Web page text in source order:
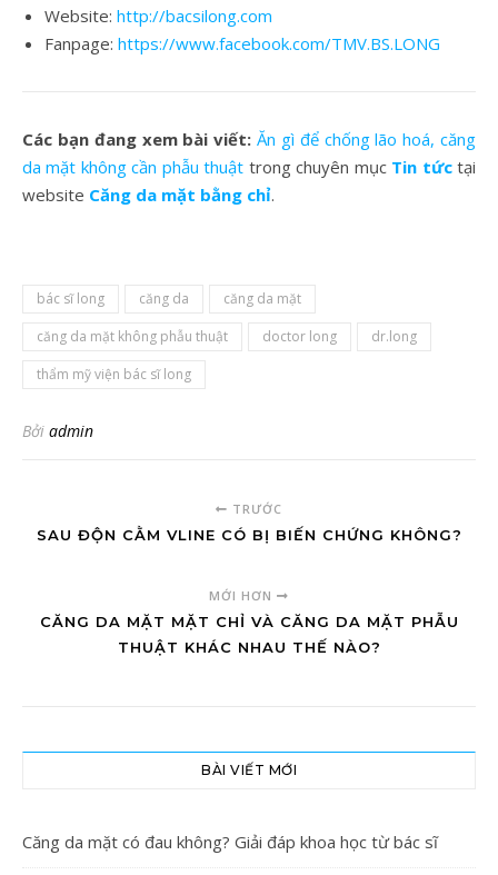
Website: http://bacsilong.com
Fanpage: https://www.facebook.com/TMV.BS.LONG
Các bạn đang xem bài viết: Ăn gì để chống lão hoá, căng
da mặt không cần phẫu thuật trong chuyên mục Tin tứctại
website Căng da mặt bằng chỉ.
bác sĩ long căng da
căng da mặt
căng da mặt không phẫu thuật
doctor long
dr.long
thẩm mỹ viện bác sĩ long
Bởi admin
TRƯỚC
SAU ĐỘN CẰM VLINE CÓ BỊ BIẾN CHỨNG KHÔNG?
MỚI HƠN
CĂNG DA MẶT MẶT CHỈ VÀ CĂNG DA MẶT PHẪU
THUẬT KHÁC NHAU THẾ NÀO?
BÀI VIẾT MỚI
Căng da mặt có đau không? Giải đáp khoa học từ bác sĩ